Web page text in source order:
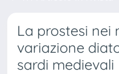
La prostesi nei
variazione
sardi medievali